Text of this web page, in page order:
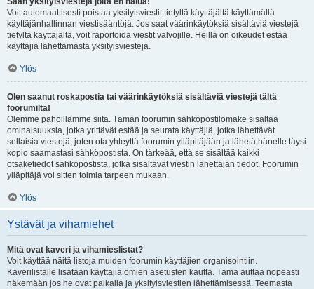
Voit automaattisesti poistaa yksityisviestit tietyltä käyttäjältä käyttämällä
käyttäjänhallinnan viestisääntöjä. Jos saat väärinkäytöksiä sisältäviä viestejä
tietyltä käyttäjältä, voit raportoida viestit valvojille. Heillä on oikeudet estää
käyttäjiä lähettämästä yksityisviestejä.
Ylös
Olen saanut roskapostia tai väärinkäytöksiä sisältäviä viestejä tältä
foorumilta!
Olemme pahoillamme siitä. Tämän foorumin sähköpostilomake sisältää
ominaisuuksia, jotka yrittävät estää ja seurata käyttäjiä, jotka lähettävät
sellaisia viestejä, joten ota yhteyttä foorumin ylläpitäjään ja lähetä hänelle täysi
kopio saamastasi sähköpostista. On tärkeää, että se sisältää kaikki
otsaketiedot sähköpostista, jotka sisältävät viestin lähettäjän tiedot. Foorumin
ylläpitäjä voi sitten toimia tarpeen mukaan.
Ylös
Ystävät ja vihamiehet
Mitä ovat kaveri ja vihamieslistat?
Voit käyttää näitä listoja muiden foorumin käyttäjien organisointiin.
Kaverilistalle lisätään käyttäjiä omien asetusten kautta. Tämä auttaa nopeasti
näkemään jos he ovat paikalla ja yksityisviestien lähettämisessä. Teemasta